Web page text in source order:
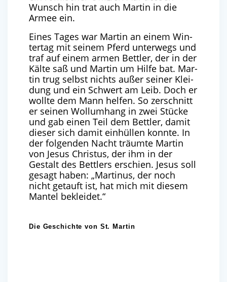
Wunsch hin trat auch Mar­tin in die
Armee ein.
Eines Tages war Mar­tin an einem Win­
ter­tag mit sei­nem Pferd unter­wegs und
traf auf einem armen Bett­ler, der in der
Käl­te saß und Mar­tin um Hil­fe bat. Mar­
tin trug selbst nichts außer sei­ner Klei­
dung und ein Schwert am Leib. Doch er
woll­te dem Mann hel­fen. So zer­schnitt
er sei­nen Woll­um­hang in zwei Stü­cke
und gab einen Teil dem Bett­ler, damit
die­ser sich damit ein­hül­len konn­te. In
der fol­gen­den Nacht träum­te Mar­tin
von Jesus Chris­tus, der ihm in der
Gestalt des Bett­lers erschien. Jesus soll
gesagt haben: ​ „Mar­ti­nus, der noch
nicht getauft ist, hat mich mit die­sem
Man­tel bekleidet.“
Die Geschichte von St. Martin